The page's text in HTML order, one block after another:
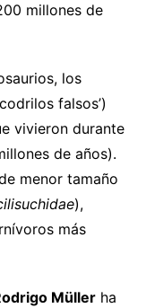
millones de
los
falsos’)
vivieron durante
de años).
menor tamaño
),
más
Müllerha